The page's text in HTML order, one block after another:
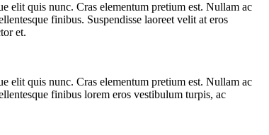
elit quis nunc. Cras elementum pretium est. Nullam ac
finibus. Suspendisse laoreet velit at eros
et.
elit quis nunc. Cras elementum pretium est. Nullam ac
finibus lorem eros vestibulum turpis, ac